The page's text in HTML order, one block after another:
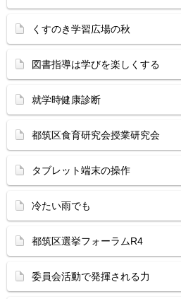
くすのき学習広場の秋
図書指導は学びを楽しくする
就学時健康診断
都筑区食育研究会授業研究会
タブレット端末の操作
冷たい雨でも
都筑区選挙フォーラムR4
委員会活動で発揮される力